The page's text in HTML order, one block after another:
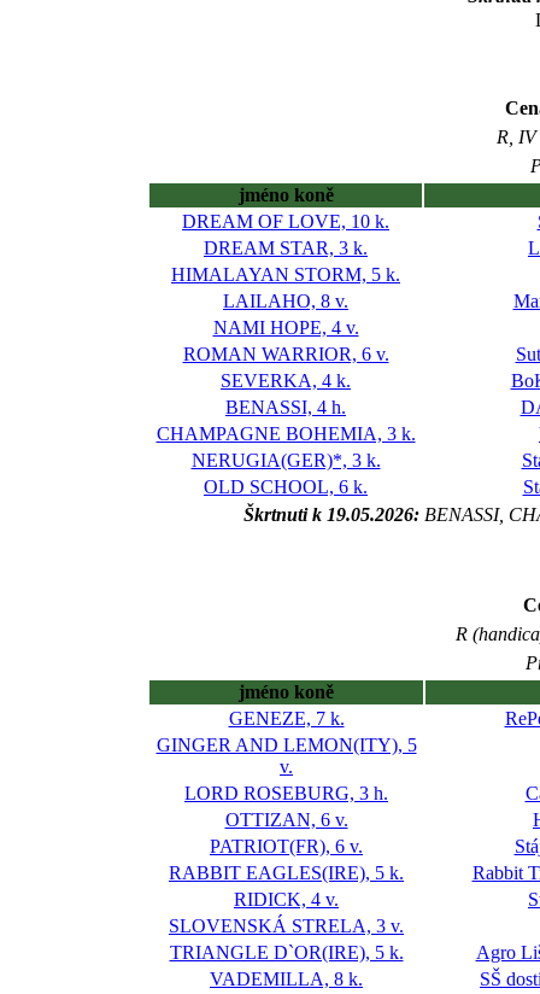
R,
jméno koně
DREAM OF LOVE, 10 k.
DREAM STAR, 3 k.
HIMALAYAN STORM, 5 k.
LAILAHO, 8 v.
NAMI HOPE, 4 v.
ROMAN WARRIOR, 6 v.
SEVERKA, 4 k.
BENASSI, 4 h.
CHAMPAGNE BOHEMIA, 3 k.
NERUGIA(GER)*, 3 k.
OLD SCHOOL, 6 k.
Škrtnuti k 19.05.2026: BENASSI,
R
jméno koně
GENEZE, 7 k.
GINGER AND LEMON(ITY), 5
v.
LORD ROSEBURG, 3 h.
OTTIZAN, 6 v.
PATRIOT(FR), 6 v.
RABBIT EAGLES(IRE), 5 k.
Rabbit
RIDICK, 4 v.
SLOVENSKÁ STRELA, 3 v.
TRIANGLE D`OR(IRE), 5 k.
Agro
VADEMILLA, 8 k.
SŠ